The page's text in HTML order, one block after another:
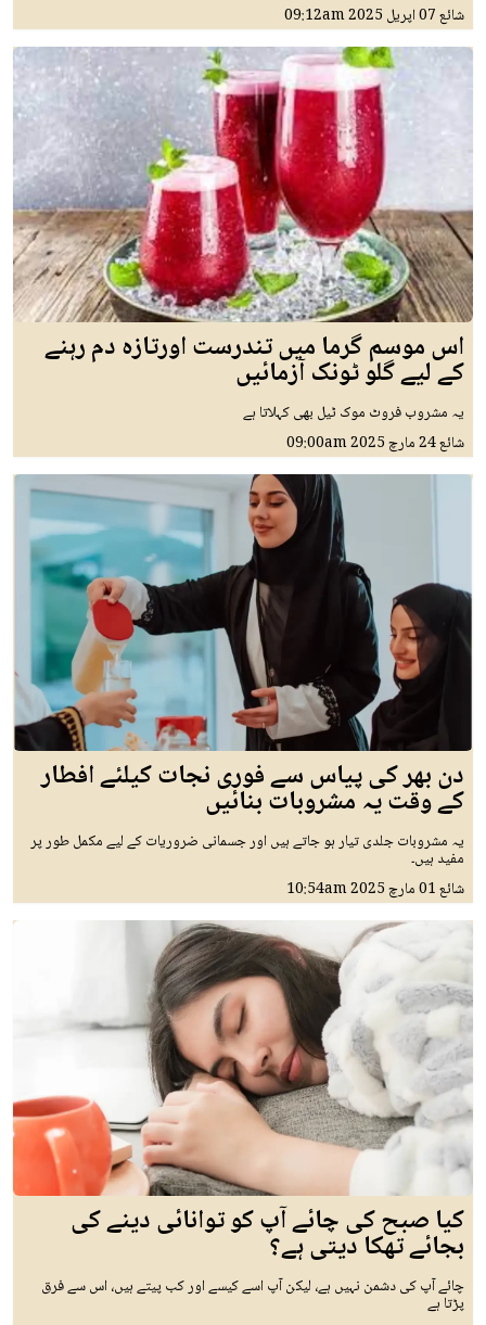
شائع07 اپريل 2025 09:12am
اس موسم گرما میں تندرست اورتازہ دم رہنے
کے لیے گلو ٹونک آزمائیں
یہ مشروب فروٹ موک ٹیل بھی کہلاتا ہے
شائع24 مارچ 2025 09:00am
دن بھر کی پیاس سے فوری نجات کیلئے افطار
کے وقت یہ مشروبات بنائیں
یہ مشروبات جلدی تیار ہو جاتے ہیں اور جسمانی ضروریات کے لیے مکمل طور پر
مفید ہیں۔
شائع01 مارچ 2025 10:54am
کیا صبح کی چائے آپ کو توانائی دینے کی
بجائے تھکا دیتی ہے؟
چائے آپ کی دشمن نہیں ہے، لیکن آپ اسے کیسے اور کب پیتے ہیں، اس سے فرق
پڑتا ہے